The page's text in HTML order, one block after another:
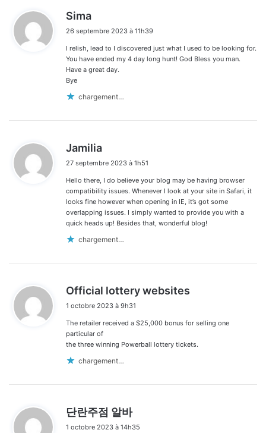
Sima
t
:
26 septembre 2023 à 11h39
I relish, lead to I discovered just what I used to be looking for.
You have ended my 4 day long hunt! God Bless you man.
Have a great day.
Bye
chargement…
Jamilia
t
:
27 septembre 2023 à 1h51
Hello there, I do believe your blog may be having browser
compatibility issues. Whenever I look at your site in Safari, it
looks fine however when opening in IE, it’s got some
overlapping issues. I simply wanted to provide you with a
quick heads up! Besides that, wonderful blog!
chargement…
Official lottery websites
1 octobre 2023 à 9h31
The retailer received a $25,000 bonus for selling one
particular of
the three winning Powerball lottery tickets.
chargement…
단란주점 알바
t
1 octobre 2023 à 14h35